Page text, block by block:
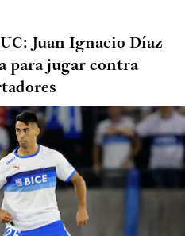
Juan Ignacio Díaz
para jugar contra